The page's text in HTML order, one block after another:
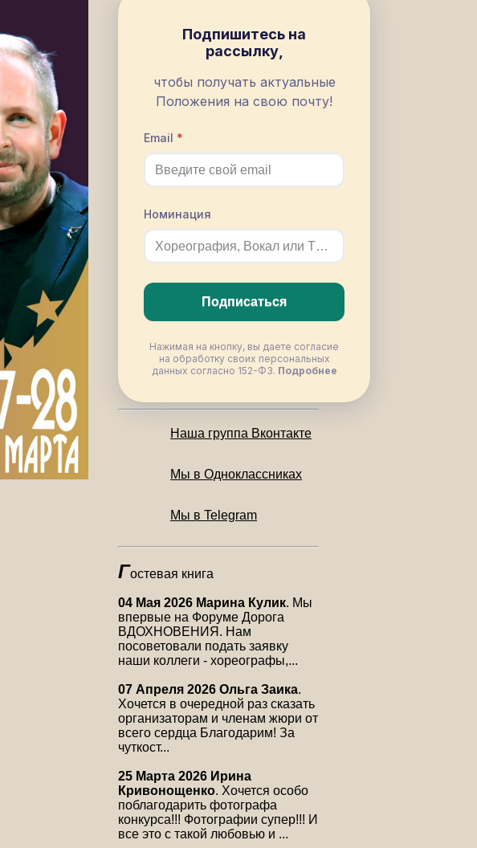
Подпишитесь на
рассылку,
чтобы получать актуальные
Положения на свою почту!
Email
Номинация
Подписаться
Нажимая на кнопку, вы даете согласие
на обработку своих персональных
данных согласно 152-ФЗ. Подробнее
Наша группа Вконтакте
Мы в Одноклассниках
Мы в Telegram
Гостевая книга
04 Мая 2026 Марина Кулик. Мы
впервые на Форуме Дорога
ВДОХНОВЕНИЯ. Нам
посоветовали подать заявку
наши коллеги - хореографы,...
07 Апреля 2026 Ольга Заика.
Хочется в очередной раз сказать
организаторам и членам жюри от
всего сердца Благодарим! За
чуткост...
25 Марта 2026 Ирина
Кривонощенко. Хочется особо
поблагодарить фотографа
конкурса!!! Фотографии супер!!! И
все это с такой любовью и ...